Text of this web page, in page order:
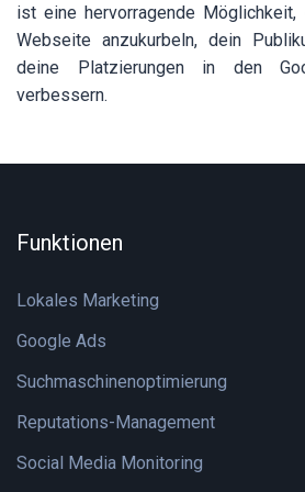
ist eine hervorragende
Webseite anzukurbeln, dein
deine Platzierungen in den
verbessern.
Funktionen
Lokales Marketing
Google Ads
Suchmaschinenoptimierung
Reputations-Management
Social Media Monitoring